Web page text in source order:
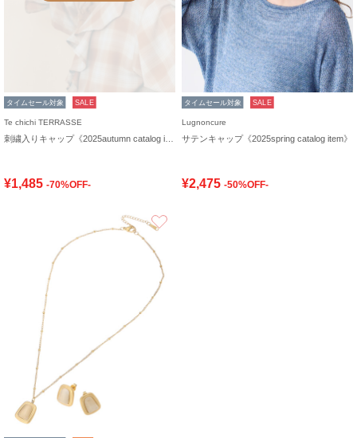
タイムセール対象 SALE
Te chichi TERRASSE
¥1,485 -70%OFF-
タイムセール対象 SALE
Lugnoncure
サテンキャップ《2025spring catalog item》
¥2,475 -50%OFF-